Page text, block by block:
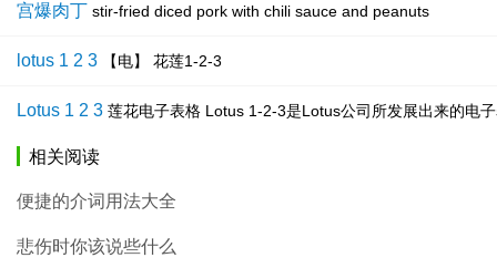
宫爆肉丁 stir-fried diced pork with chili sauce and peanuts
lotus 1 2 3 【电】 花莲1-2-3
Lotus 1 2 3 莲花电子表格 Lotus 1-2-3是Lotus公司所发展出来的电
相关阅读
便捷的介词用法大全
悲伤时你该说些什么